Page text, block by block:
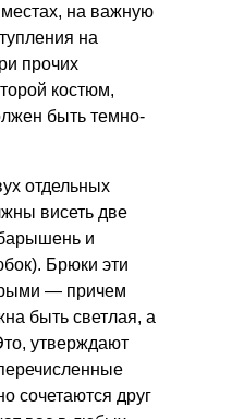
на важную
на
прочих
костюм,
быть темно-
отдельных
висеть две
и
Брюки эти
— причем
быть светлая, а
утверждают
сочетаются друг